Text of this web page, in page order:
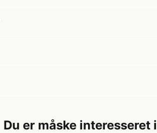
Du er måske interesseret i